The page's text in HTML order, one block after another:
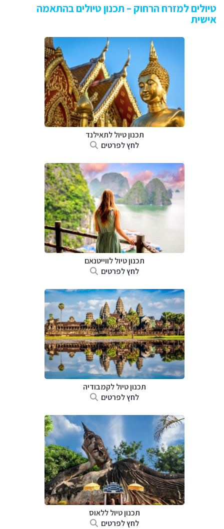
טיולים למזרח הרחוק – תכנון טיולים בהתאמה
אישית
תכנון טיול לתאילנד
לחץ לפרטים
תכנון טיול לווייטנאם
לחץ לפרטים
תכנון טיוללקמבודיה
לחץ לפרטים
תכנון טיולללאוס
לחץ לפרטים